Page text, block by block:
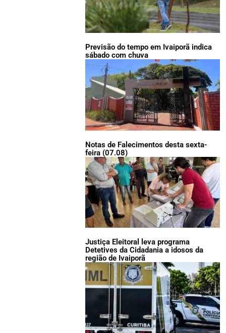
Previsão do tempo em Ivaiporã indica
sábado com chuva
Notas de Falecimentos desta sexta-
feira (07.08)
Justiça Eleitoral leva programa
Detetives da Cidadania a idosos da
região de Ivaiporã